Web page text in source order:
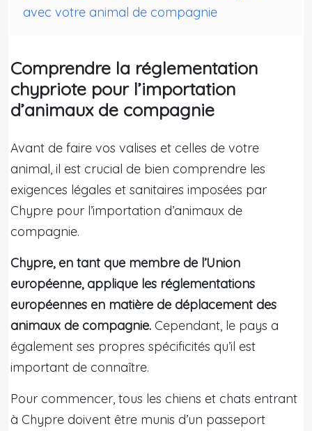
avec votre animal de compagnie
Comprendre la réglementation
chypriote pour l’importation
d’animaux de compagnie
Avant de faire vos valises et celles de votre
animal, il est crucial de bien comprendre les
exigences légales et sanitaires imposées par
Chypre pour l’importation d’animaux de
compagnie.
Chypre, en tant que membre de l’Union
européenne, applique les réglementations
européennes en matière de déplacement des
animaux de compagnie. Cependant, le pays a
également ses propres spécificités qu’il est
important de connaître.
Pour commencer, tous les chiens et chats entrant
à Chypre doivent être munis d’un passeport